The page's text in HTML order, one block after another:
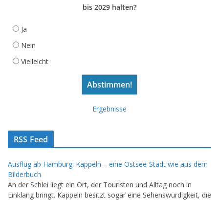
bis 2029 halten?
Ja
Nein
Vielleicht
Ergebnisse
RSS Feed
Ausflug ab Hamburg: Kappeln – eine Ostsee-Stadt wie aus dem
Bilderbuch
An der Schlei liegt ein Ort, der Touristen und Alltag noch in
Einklang bringt. Kappeln besitzt sogar eine Sehenswürdigkeit, die